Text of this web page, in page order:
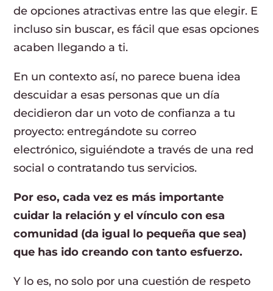
de opciones atractivas entre las que elegir. E
incluso sin buscar, es fácil que esas opciones
acaben llegando a ti.
En un contexto así, no parece buena idea
descuidar a esas personas que un día
decidieron dar un voto de confianza a tu
proyecto: entregándote su correo
electrónico, siguiéndote a través de una red
social o contratando tus servicios.
Por eso, cada vez es más importante
cuidar la relación y el vínculo con esa
comunidad (da igual lo pequeña que sea)
que has ido creando con tanto esfuerzo.
Y lo es, no solo por una cuestión de respeto